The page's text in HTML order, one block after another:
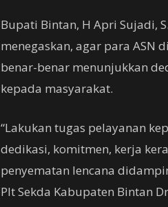
Bupati Bintan, H Apri Sujadi,
menegaskan, agar para ASN
benar-benar menunjukkan
kepada masyarakat.
“Lakukan tugas pelayanan
dedikasi, komitmen, kerja
penyematan lencana
Plt Sekda Kabupaten Bintan